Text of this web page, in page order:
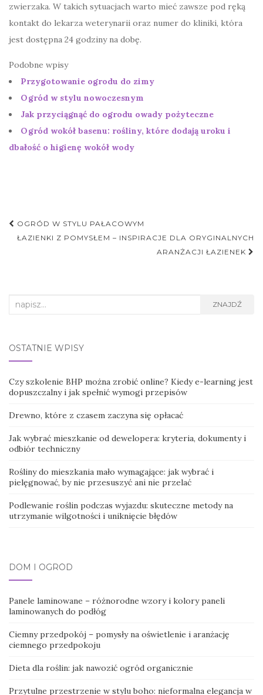
zwierzaka. W takich sytuacjach warto mieć zawsze pod ręką
kontakt do lekarza weterynarii oraz numer do kliniki, która
jest dostępna 24 godziny na dobę.
Podobne wpisy
Przygotowanie ogrodu do zimy
Ogród w stylu nowoczesnym
Jak przyciągnąć do ogrodu owady pożyteczne
Ogród wokół basenu: rośliny, które dodają uroku i
dbałość o higienę wokół wody
Nawigacja
postu
OGRÓD W STYLU PAŁACOWYM
ŁAZIENKI Z POMYSŁEM – INSPIRACJE DLA ORYGINALNYCH
ARANŻACJI ŁAZIENEK
Search
ZNAJDŹ
OSTATNIE WPISY
Czy szkolenie BHP można zrobić online? Kiedy e-learning jest
dopuszczalny i jak spełnić wymogi przepisów
Drewno, które z czasem zaczyna się opłacać
Jak wybrać mieszkanie od dewelopera: kryteria, dokumenty i
odbiór techniczny
Rośliny do mieszkania mało wymagające: jak wybrać i
pielęgnować, by nie przesuszyć ani nie przelać
Podlewanie roślin podczas wyjazdu: skuteczne metody na
utrzymanie wilgotności i uniknięcie błędów
DOM I OGRÓD
Panele laminowane – różnorodne wzory i kolory paneli
laminowanych do podłóg
Ciemny przedpokój – pomysły na oświetlenie i aranżację
ciemnego przedpokoju
Dieta dla roślin: jak nawozić ogród organicznie
Przytulne przestrzenie w stylu boho: nieformalna elegancja w